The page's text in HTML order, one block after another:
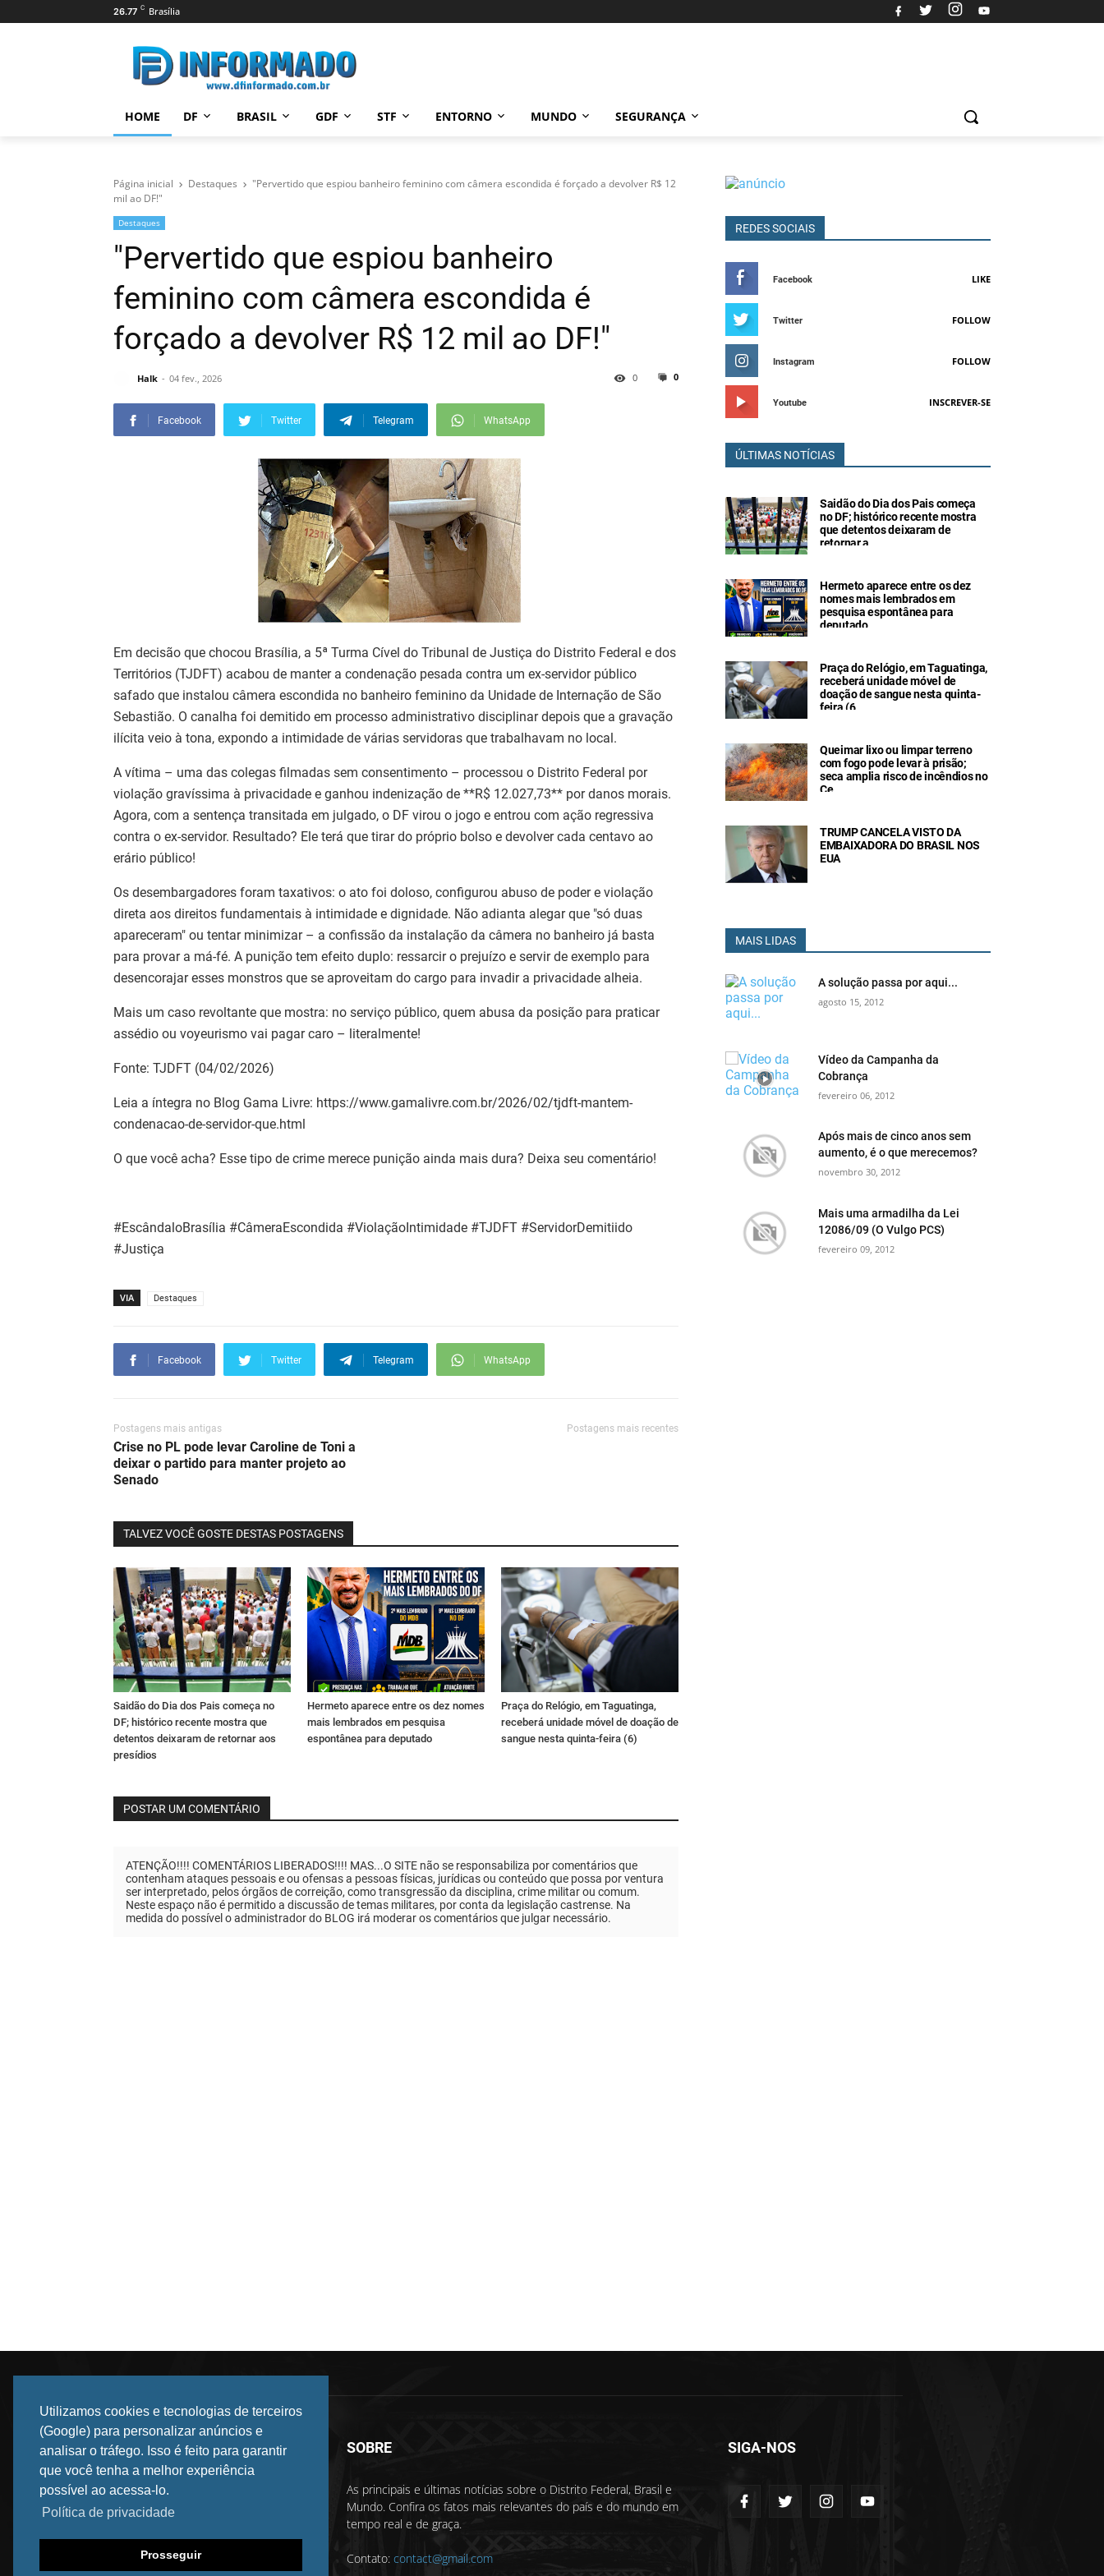
Utilizamos cookies e tecnologias de terceiros
(Google) para personalizar anúncios e
analisar o tráfego. Isso é feito para garantir
que você tenha a melhor experiência
possível ao acessa-lo.
Política de privacidade
Prosseguir
26.77 C Brasília
HOME DF BRASIL GDF STF ENTORNO MUNDO SEGURANÇA
Página inicial Destaques
"Pervertido que espiou banheiro feminino com câmera escondida é forçado a devolver R$ 12
mil ao DF!"
Destaques
"Pervertido que espiou banheiro
feminino com câmera escondida é
forçado a devolver R$ 12 mil ao DF!"
Halk 04 fev., 2026 0
0
Facebook Twitter Telegram WhatsApp
Em decisão que chocou Brasília, a 5ª Turma Cível do Tribunal de Justiça do Distrito Federal e dos
Territórios (TJDFT) acabou de manter a condenação pesada contra um ex-servidor público
safado que instalou câmera escondida no banheiro feminino da Unidade de Internação de São
Sebastião. O canalha foi demitido em processo administrativo disciplinar depois que a gravação
ilícita veio à tona, expondo a intimidade de várias servidoras que trabalhavam no local.
A vítima – uma das colegas filmadas sem consentimento – processou o Distrito Federal por
violação gravíssima à privacidade e ganhou indenização de **R$ 12.027,73** por danos morais.
Agora, com a sentença transitada em julgado, o DF virou o jogo e entrou com ação regressiva
contra o ex-servidor. Resultado? Ele terá que tirar do próprio bolso e devolver cada centavo ao
erário público!
Os desembargadores foram taxativos: o ato foi doloso, configurou abuso de poder e violação
direta aos direitos fundamentais à intimidade e dignidade. Não adianta alegar que "só duas
apareceram" ou tentar minimizar – a confissão da instalação da câmera no banheiro já basta
para provar a má-fé. A punição tem efeito duplo: ressarcir o prejuízo e servir de exemplo para
desencorajar esses monstros que se aproveitam do cargo para invadir a privacidade alheia.
Mais um caso revoltante que mostra: no serviço público, quem abusa da posição para praticar
assédio ou voyeurismo vai pagar caro – literalmente!
Fonte: TJDFT (04/02/2026)
Leia a íntegra no Blog Gama Livre: https://www.gamalivre.com.br/2026/02/tjdft-mantem-
condenacao-de-servidor-que.html
O que você acha? Esse tipo de crime merece punição ainda mais dura? Deixa seu comentário!
#EscândaloBrasília #CâmeraEscondida #ViolaçãoIntimidade #TJDFT #ServidorDemitiido
#Justiça
VIA Destaques
Facebook Twitter Telegram WhatsApp
Postagens mais antigas
Crise no PL pode levar Caroline de Toni a
deixar o partido para manter projeto ao
Senado
Postagens mais recentes
TALVEZ VOCÊ GOSTE DESTAS POSTAGENS
Saidão do Dia dos Pais começa no
DF; histórico recente mostra que
detentos deixaram de retornar aos
presídios
Hermeto aparece entre os dez nomes
mais lembrados em pesquisa
espontânea para deputado
Praça do Relógio, em Taguatinga,
receberá unidade móvel de doação de
sangue nesta quinta-feira (6)
POSTAR UM COMENTÁRIO
ATENÇÃO!!!! COMENTÁRIOS LIBERADOS!!!! MAS...O SITE não se responsabiliza por comentários que
contenham ataques pessoais e ou ofensas a pessoas físicas, jurídicas ou conteúdo que possa por ventura
ser interpretado, pelos órgãos de correição, como transgressão da disciplina, crime militar ou comum.
Neste espaço não é permitido a discussão de temas militares, por conta da legislação castrense. Na
medida do possível o administrador do BLOG irá moderar os comentários que julgar necessário.
REDES SOCIAIS
Facebook LIKE
Twitter FOLLOW
Instagram FOLLOW
Youtube INSCREVER-SE
ÚLTIMAS NOTÍCIAS
Saidão do Dia dos Pais começa
no DF; histórico recente mostra
que detentos deixaram de
retornar a
Hermeto aparece entre os dez
nomes mais lembrados em
pesquisa espontânea para
deputado
Praça do Relógio, em Taguatinga,
receberá unidade móvel de
doação de sangue nesta quinta-
feira (6
Queimar lixo ou limpar terreno
com fogo pode levar à prisão;
seca amplia risco de incêndios no
Ce
TRUMP CANCELA VISTO DA
EMBAIXADORA DO BRASIL NOS
EUA
MAIS LIDAS
A solução passa por aqui...
agosto 15, 2012
Vídeo da Campanha da
Cobrança
fevereiro 06, 2012
Após mais de cinco anos sem
aumento, é o que merecemos?
novembro 30, 2012
Mais uma armadilha da Lei
12086/09 (O Vulgo PCS)
fevereiro 09, 2012
SOBRE
As principais e últimas notícias sobre o Distrito Federal, Brasil e
Mundo. Confira os fatos mais relevantes do país e do mundo em
tempo real e de graça.
Contato:contact@gmail.com
SIGA-NOS